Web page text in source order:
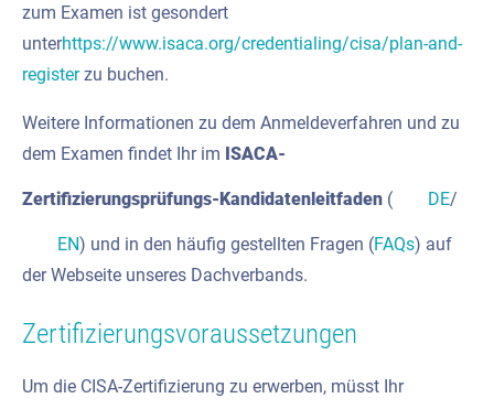
zum Examen ist gesondert
unterhttps://www.isaca.org/credentialing/cisa/plan-and-
registerzu buchen.
Weitere Informationen zu dem Anmeldeverfahren und zu
dem Examen findet Ihr im ISACA-
Zertifizierungsprüfungs-Kandidatenleitfaden ( DE/
EN) und in den häufig gestellten Fragen (FAQs) auf
der Webseite unseres Dachverbands.
Zertifizierungsvoraussetzungen
Um die CISA-Zertifizierung zu erwerben, müsst Ihr